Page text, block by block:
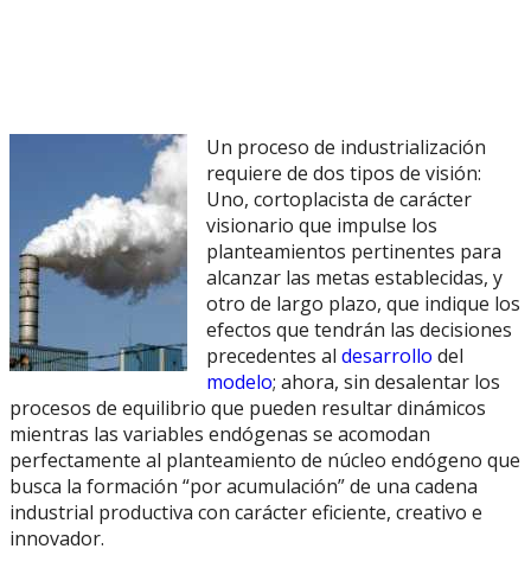
Un proceso de industrialización
requiere de dos tipos de visión:
Uno, cortoplacista de carácter
visionario que impulse los
planteamientos pertinentes para
alcanzar las metas establecidas, y
otro de largo plazo, que indique los
efectos que tendrán las decisiones
precedentes al desarrollo del
modelo; ahora, sin desalentar los
procesos de equilibrio que pueden resultar dinámicos
mientras las variables endógenas se acomodan
perfectamente al planteamiento de núcleo endógeno que
busca la formación “por acumulación” de una cadena
industrial productiva con carácter eficiente, creativo e
innovador.